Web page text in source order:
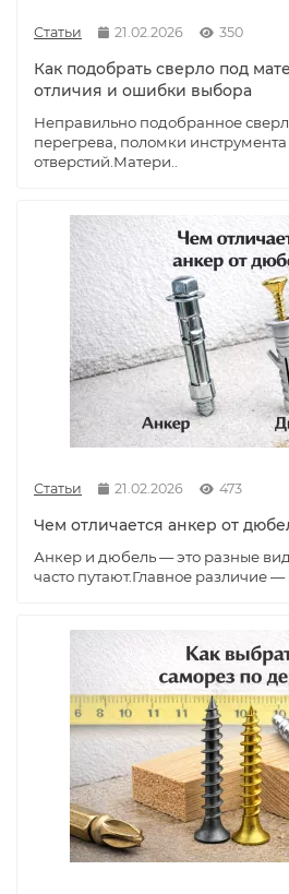
Статьи 21.02.2026 350
Как подобрать сверло под
отличия и ошибки выбора
Неправильно подобранное
перегрева, поломки
отверстий.Матери..
Статьи 21.02.2026 473
Чем отличается анкер от
Анкер и дюбель — это разные
часто путают.Главное различие —